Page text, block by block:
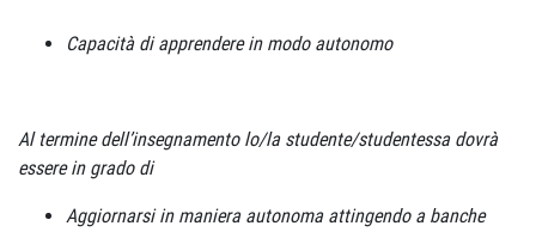
Capacità di apprendere in modo autonomo
Al termine dell’insegnamento lo/la studente/studentessa dovrà
essere in grado di
Aggiornarsi in maniera autonoma attingendo a banche